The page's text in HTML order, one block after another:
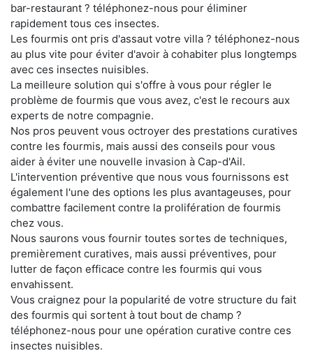
bar-restaurant ? téléphonez-nous pour éliminer
rapidement tous ces insectes.
Les fourmis ont pris d'assaut votre villa ? téléphonez-nous
au plus vite pour éviter d'avoir à cohabiter plus longtemps
avec ces insectes nuisibles.
La meilleure solution qui s'offre à vous pour régler le
problème de fourmis que vous avez, c'est le recours aux
experts de notre compagnie.
Nos pros peuvent vous octroyer des prestations curatives
contre les fourmis, mais aussi des conseils pour vous
aider à éviter une nouvelle invasion à Cap-d'Ail.
L'intervention préventive que nous vous fournissons est
également l'une des options les plus avantageuses, pour
combattre facilement contre la prolifération de fourmis
chez vous.
Nous saurons vous fournir toutes sortes de techniques,
premièrement curatives, mais aussi préventives, pour
lutter de façon efficace contre les fourmis qui vous
envahissent.
Vous craignez pour la popularité de votre structure du fait
des fourmis qui sortent à tout bout de champ ?
téléphonez-nous pour une opération curative contre ces
insectes nuisibles.